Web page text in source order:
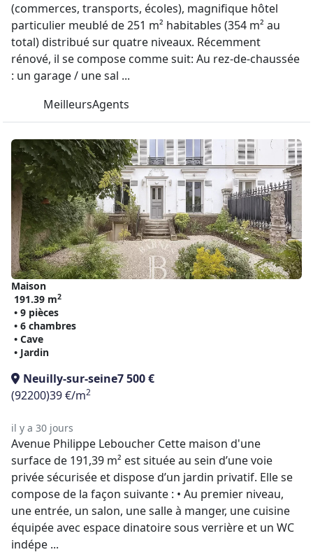
(commerces, transports, écoles), magnifique hôtel
particulier meublé de 251 m² habitables (354 m² au
total) distribué sur quatre niveaux. Récemment
rénové, il se compose comme suit: Au rez-de-chaussée
: un garage / une sal ...
MeilleursAgents
Maison
191.39 m2
• 9 pièces
• 6 chambres
• Cave
• Jardin
Neuilly-sur-seine7 500 €
(92200)39 €/m2
il y a 30 jours
Avenue Philippe Leboucher Cette maison d'une
surface de 191,39 m² est située au sein d’une voie
privée sécurisée et dispose d’un jardin privatif. Elle se
compose de la façon suivante : • Au premier niveau,
une entrée, un salon, une salle à manger, une cuisine
équipée avec espace dinatoire sous verrière et un WC
indépe ...